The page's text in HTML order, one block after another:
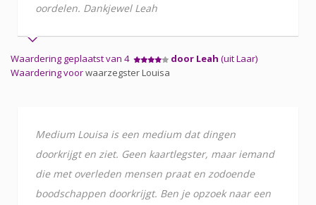
oordelen. Dankjewel Leah
Waardering geplaatst van 4 door Leah (uit Laar)
Waardering voorwaarzegster Louisa
Medium Louisa is een medium dat dingen
doorkrijgt en ziet. Geen kaartlegster, maar iemand
die met overleden mensen praat en zodoende
boodschappen doorkrijgt. Ben je opzoek naar een